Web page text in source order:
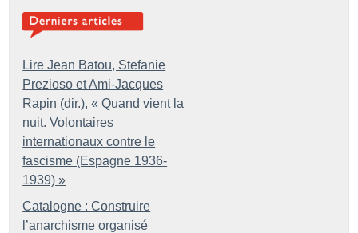
Lire Jean Batou, Stefanie
Prezioso et Ami-Jacques
Rapin (dir.), « Quand vient la
nuit. Volontaires
internationaux contre le
fascisme (Espagne 1936-
1939) »
Catalogne : Construire
l’anarchisme organisé